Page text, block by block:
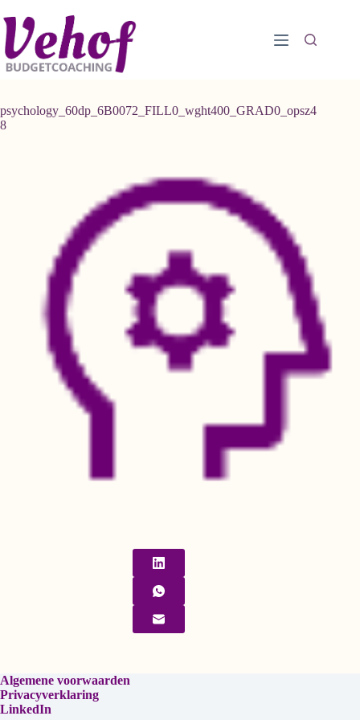
naar
de
inhoud
psychology_60dp_6B0072_FILL0_wght400_GRAD0_opsz4
8
Algemene voorwaarden
Privacyverklaring
LinkedIn